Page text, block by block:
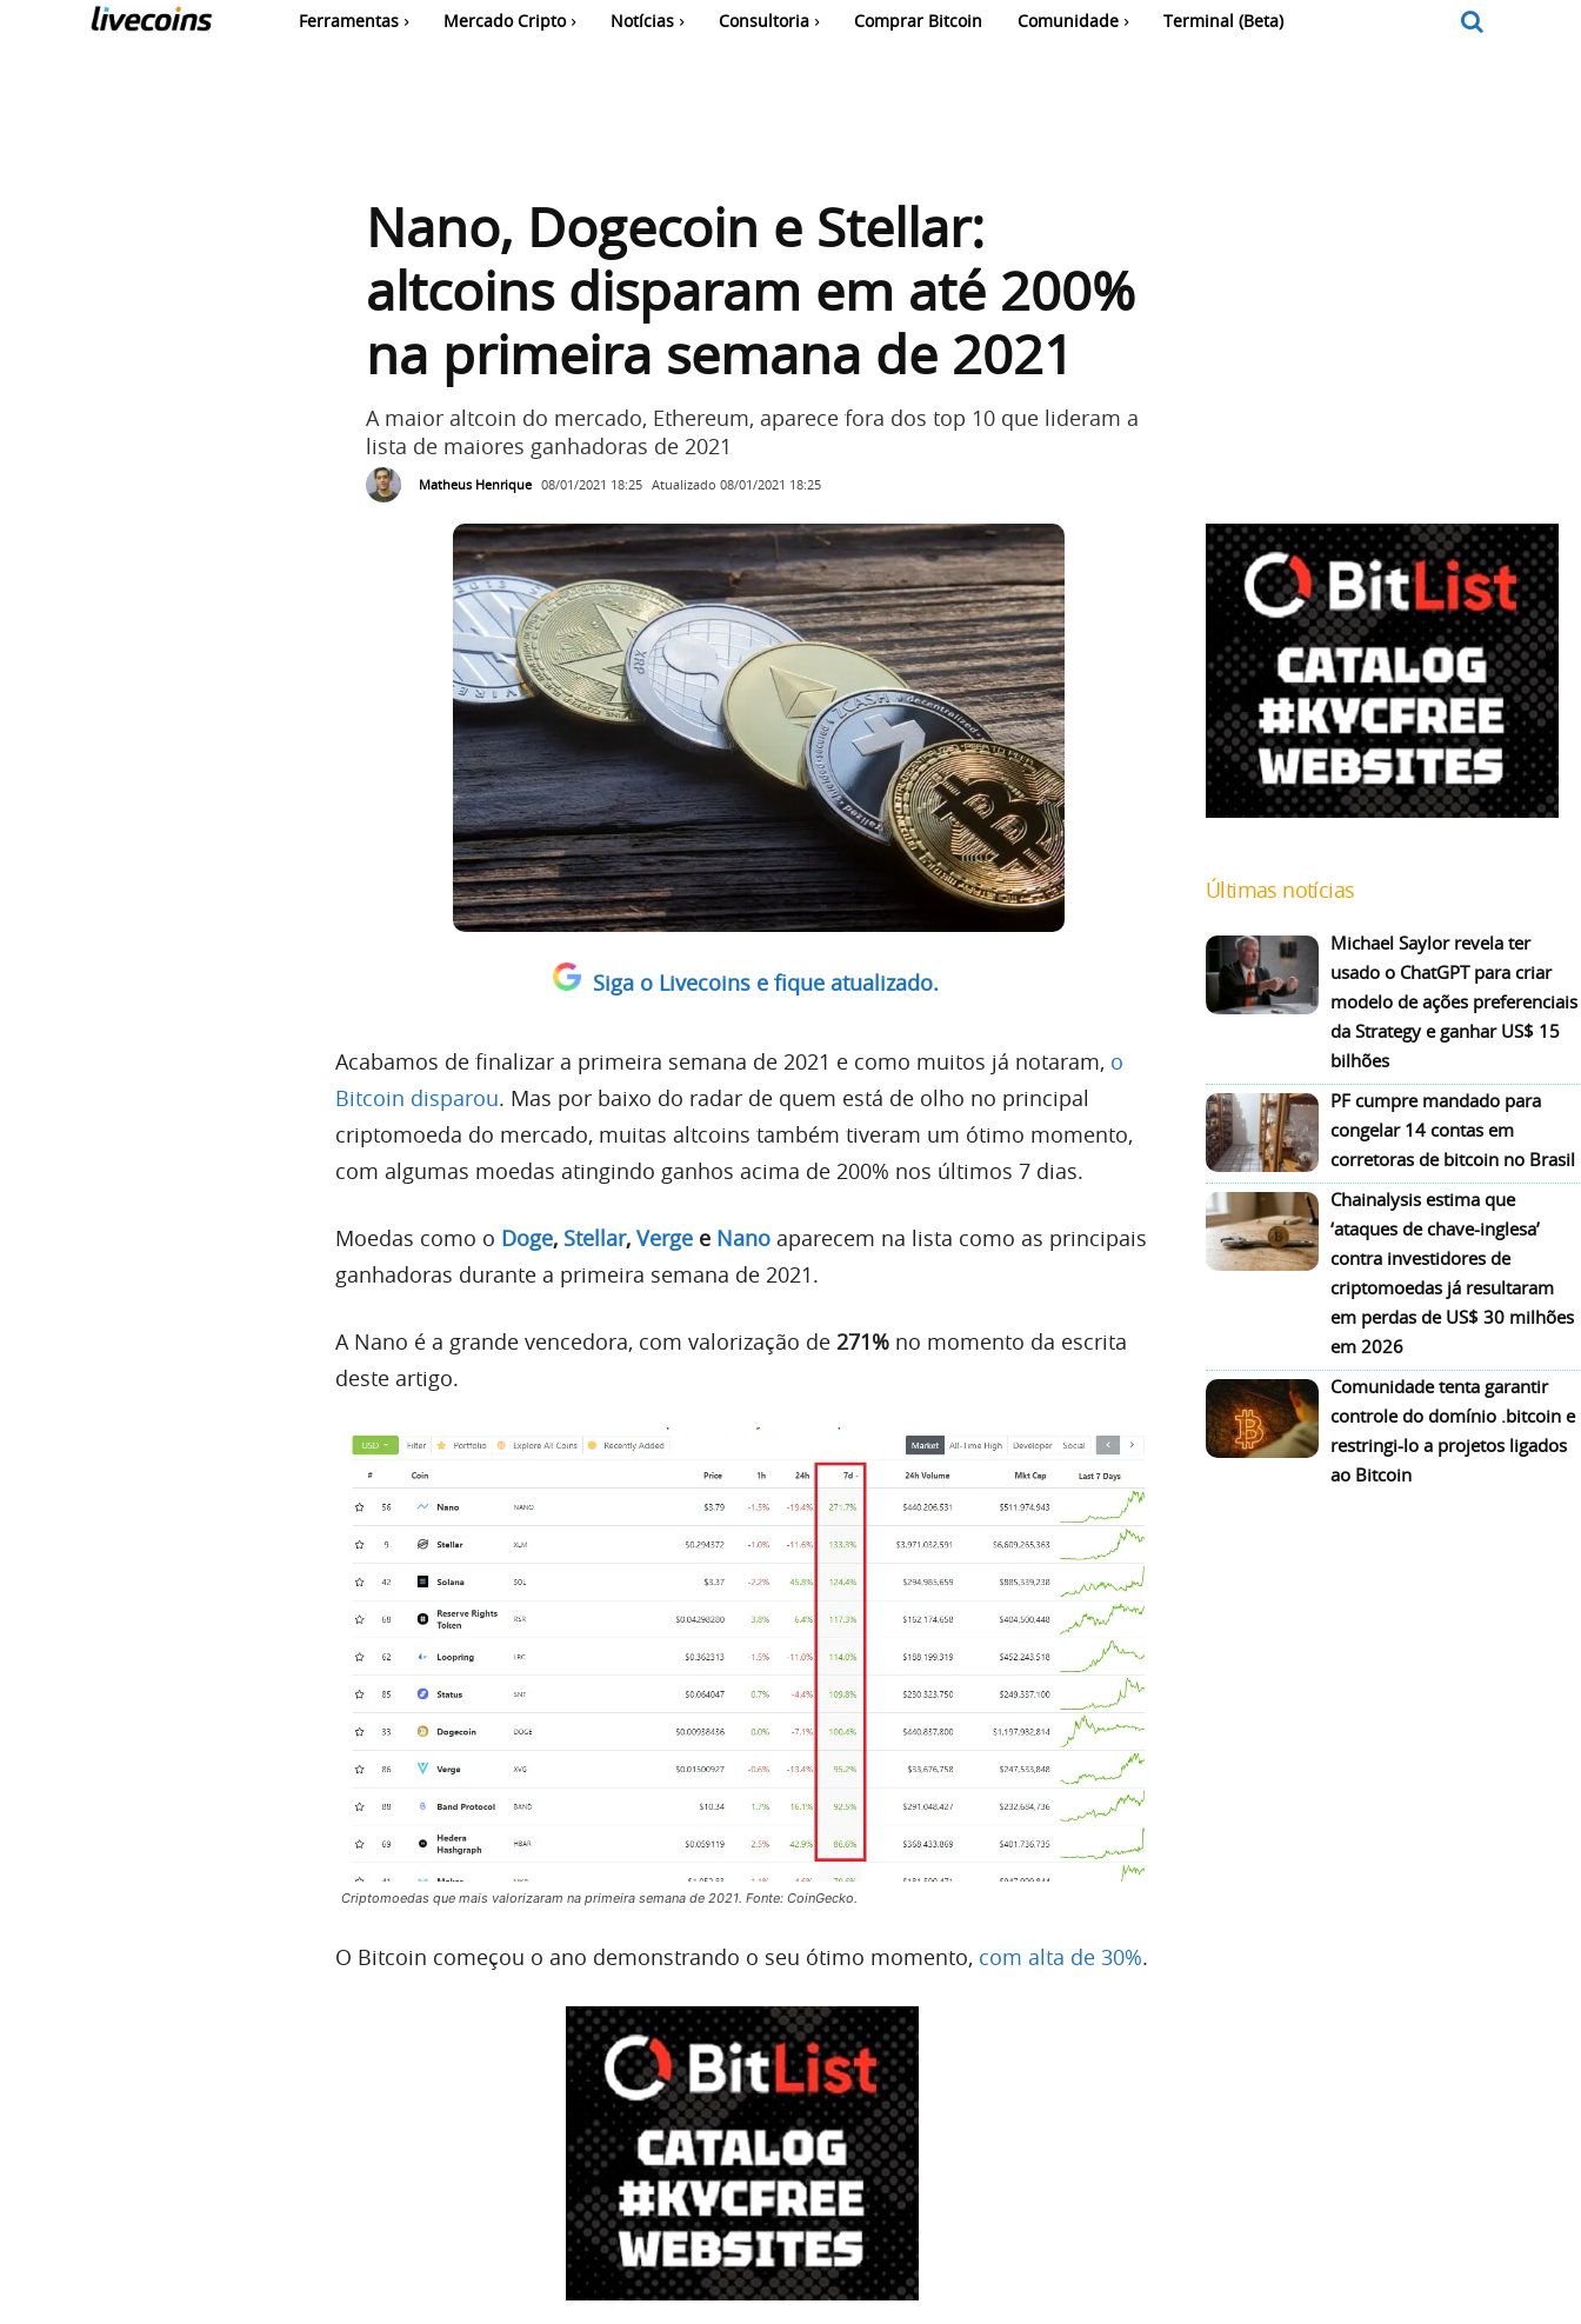
Ferramentas Mercado Cripto Notícias Consultoria Comprar Bitcoin Comunidade Terminal (Beta)
Nano, Dogecoin e Stellar:
altcoins disparam em até 200%
na primeira semana de 2021
A maior altcoin do mercado, Ethereum, aparece fora dos top 10 que lideram a
lista de maiores ganhadoras de 2021
Matheus Henrique 08/01/2021 18:25 Atualizado 08/01/2021 18:25
Siga o Livecoins e fique atualizado.
Acabamos de finalizar a primeira semana de 2021 e como muitos já notaram, o
Bitcoin disparou. Mas por baixo do radar de quem está de olho no principal
criptomoeda do mercado, muitas altcoins também tiveram um ótimo momento,
com algumas moedas atingindo ganhos acima de 200% nos últimos 7 dias.
Moedas como o Doge, Stellar, Verge e Nano aparecem na lista como as principais
ganhadoras durante a primeira semana de 2021.
A Nano é a grande vencedora, com valorização de 271% no momento da escrita
deste artigo.
Criptomoedas que mais valorizaram na primeira semana de 2021. Fonte: CoinGecko.
O Bitcoin começou o ano demonstrando o seu ótimo momento, com alta de 30%.
Últimas notícias
Michael Saylor revela ter
usado o ChatGPT para criar
modelo de ações preferenciais
da Strategy e ganhar US$ 15
bilhões
PF cumpre mandado para
congelar 14 contas em
corretoras de bitcoin no Brasil
Chainalysis estima que
‘ataques de chave-inglesa’
contra investidores de
criptomoedas já resultaram
em perdas de US$ 30 milhões
em 2026
Comunidade tenta garantir
controle do domínio .bitcoin e
restringi-lo a projetos ligados
ao Bitcoin